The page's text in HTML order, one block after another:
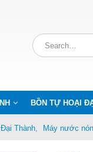
BỒN TỰ HOẠI
Thành, Máy nước